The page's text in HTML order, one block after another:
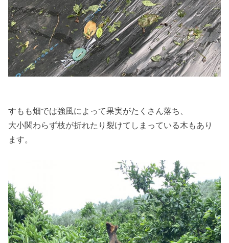
すもも畑では強風によって果実がたくさん落ち、
大小関わらず枝が折れたり裂けてしまっている木もあり
ます。